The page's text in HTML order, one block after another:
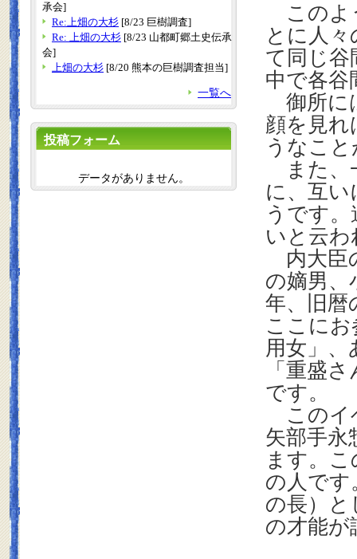
このよ
とに人
て同じ谷
中で各谷
御所に
顔を見
うなこ
また、
に、互
うです
いと云
内大臣
の嫡男、
年、旧暦
ここに
用女」、
「重盛
です。
このイ
矢部手永
ます。
の人です
の長）と
の才能が
承会]
Re:上畑の大杉 [8/23 巨樹調査]
Re: 上畑の大杉 [8/23 山都町郷土史伝承
会]
上畑の大杉 [8/20 熊本の巨樹調査担当]
一覧へ
投稿フォーム
データがありません。